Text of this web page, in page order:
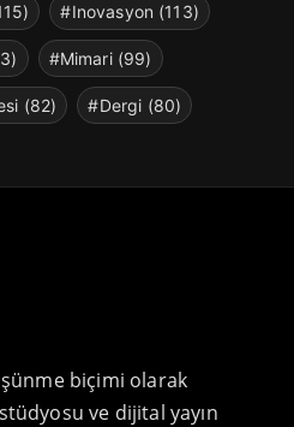
#Inovasyon (113)
#Mimari (99)
(82) #Dergi (80)
biçimi olarak
ve dijital yayın